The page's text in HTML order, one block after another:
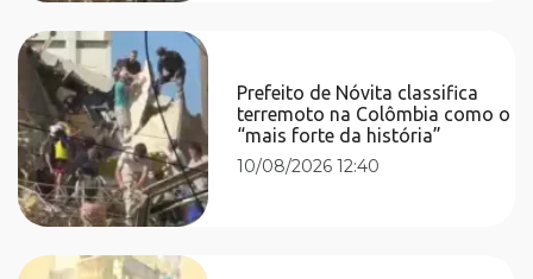
Prefeito de Nóvita classifica
terremoto na Colômbia como o
“mais forte da história”
10/08/2026 12:40